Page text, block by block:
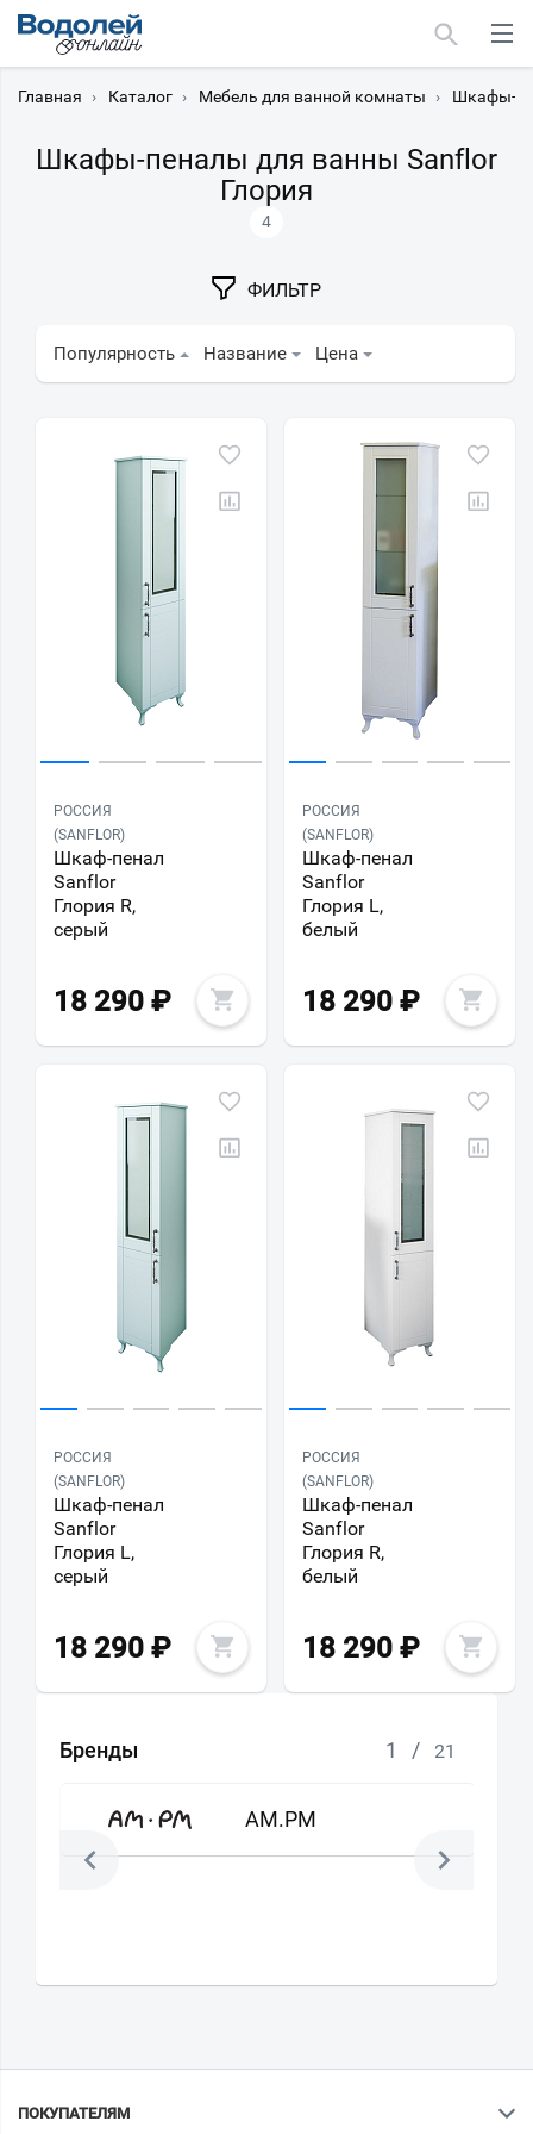
Главная › Каталог › Мебель для ванной комнаты › Шкафы-
Шкафы-пеналы для ванны Sanflor
Глория
4
ФИЛЬТР
Популярность Название Цена
РОССИЯ
(SANFLOR)
Шкаф-пенал
Sanflor
Глория R,
серый
18 290 ₽
РОССИЯ
(SANFLOR)
Шкаф-пенал
Sanflor
Глория L,
белый
18 290 ₽
РОССИЯ
(SANFLOR)
Шкаф-пенал
Sanflor
Глория L,
серый
18 290 ₽
РОССИЯ
(SANFLOR)
Шкаф-пенал
Sanflor
Глория R,
белый
18 290 ₽
Бренды 1 / 21
AM.PM
ПОКУПАТЕЛЯМ